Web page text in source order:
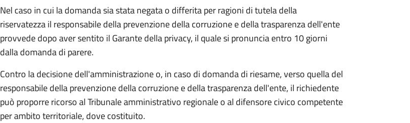
Nel caso in cui la domanda sia stata negata o differita per ragioni di tutela della
riservatezza il responsabile della prevenzione della corruzione e della trasparenza dell'ente
provvede dopo aver sentito il Garante della privacy, il quale si pronuncia entro 10 giorni
dalla domanda di parere.
Contro la decisione dell'amministrazione o, in caso di domanda di riesame, verso quella del
responsabile della prevenzione della corruzione e della trasparenza dell'ente, il richiedente
può proporre ricorso al Tribunale amministrativo regionale o al difensore civico competente
per ambito territoriale, dove costituito.